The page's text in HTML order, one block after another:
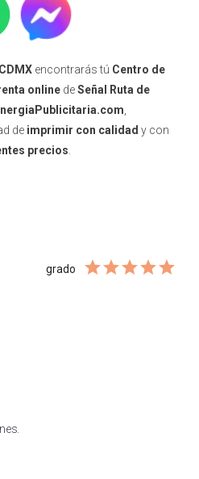
encontrarás tú Centro de
online deSeñal Ruta de
de imprimir con calidad y con
precios
grado